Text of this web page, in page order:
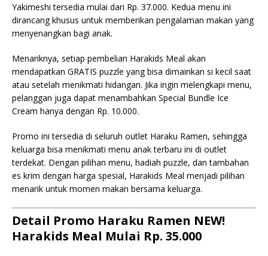
Yakimeshi tersedia mulai dari Rp. 37.000. Kedua menu ini
dirancang khusus untuk memberikan pengalaman makan yang
menyenangkan bagi anak.
Menariknya, setiap pembelian Harakids Meal akan
mendapatkan GRATIS puzzle yang bisa dimainkan si kecil saat
atau setelah menikmati hidangan. Jika ingin melengkapi menu,
pelanggan juga dapat menambahkan Special Bundle Ice
Cream hanya dengan Rp. 10.000.
Promo ini tersedia di seluruh outlet Haraku Ramen, sehingga
keluarga bisa menikmati menu anak terbaru ini di outlet
terdekat. Dengan pilihan menu, hadiah puzzle, dan tambahan
es krim dengan harga spesial, Harakids Meal menjadi pilihan
menarik untuk momen makan bersama keluarga.
Detail Promo Haraku Ramen NEW!
Harakids Meal Mulai Rp. 35.000